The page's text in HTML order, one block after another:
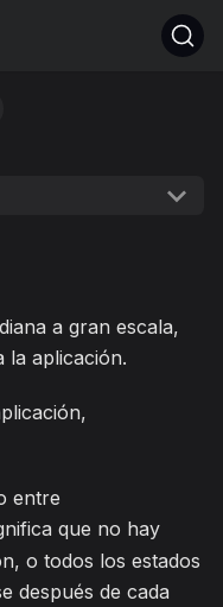
a gran escala,
la aplicación.
entre
que no hay
o todos los estados
después de cada